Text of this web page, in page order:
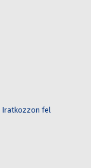
Iratkozzon fel